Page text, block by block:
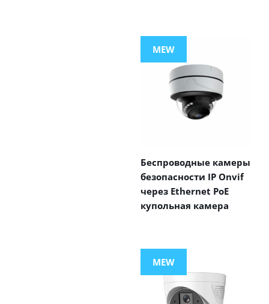
MEW
Беспроводные камеры
безопасности IP Onvif
через Ethernet PoE
купольная камера
MEW